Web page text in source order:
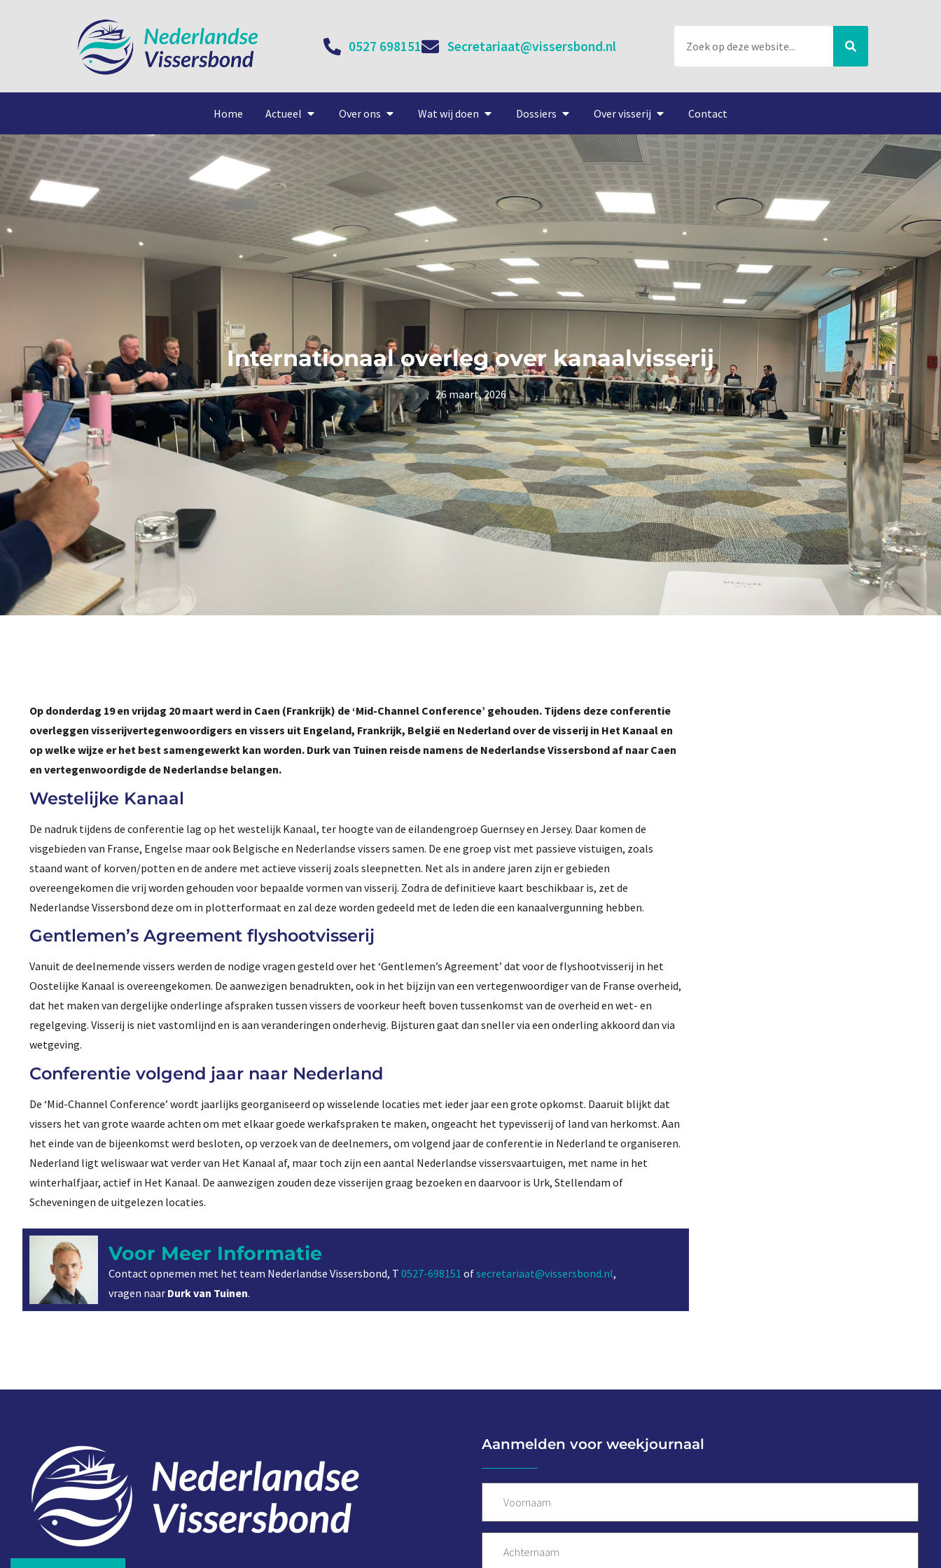
0527 698151 Secretariaat@vissersbond.nl
Home Actueel Over ons Wat wij doen Dossiers Over visserij Contact
Internationaal overleg over kanaalvisserij
26 maart, 2026
Op donderdag 19 en vrijdag 20 maart werd in Caen (Frankrijk) de ‘Mid-Channel Conference’ gehouden. Tijdens deze conferentie
overleggen visserijvertegenwoordigers en vissers uit Engeland, Frankrijk, België en Nederland over de visserij in Het Kanaal en
op welke wijze er het best samengewerkt kan worden. Durk van Tuinen reisde namens de Nederlandse Vissersbond af naar Caen
en vertegenwoordigde de Nederlandse belangen.
Westelijke Kanaal
De nadruk tijdens de conferentie lag op het westelijk Kanaal, ter hoogte van de eilandengroep Guernsey en Jersey. Daar komen de
visgebieden van Franse, Engelse maar ook Belgische en Nederlandse vissers samen. De ene groep vist met passieve vistuigen, zoals
staand want of korven/potten en de andere met actieve visserij zoals sleepnetten. Net als in andere jaren zijn er gebieden
overeengekomen die vrij worden gehouden voor bepaalde vormen van visserij. Zodra de definitieve kaart beschikbaar is, zet de
Nederlandse Vissersbond deze om in plotterformaat en zal deze worden gedeeld met de leden die een kanaalvergunning hebben.
Gentlemen’s Agreement flyshootvisserij
Vanuit de deelnemende vissers werden de nodige vragen gesteld over het ‘Gentlemen’s Agreement’ dat voor de flyshootvisserij in het
Oostelijke Kanaal is overeengekomen. De aanwezigen benadrukten, ook in het bijzijn van een vertegenwoordiger van de Franse overheid,
dat het maken van dergelijke onderlinge afspraken tussen vissers de voorkeur heeft boven tussenkomst van de overheid en wet- en
regelgeving. Visserij is niet vastomlijnd en is aan veranderingen onderhevig. Bijsturen gaat dan sneller via een onderling akkoord dan via
wetgeving.
Conferentie volgend jaar naar Nederland
De ‘Mid-Channel Conference’ wordt jaarlijks georganiseerd op wisselende locaties met ieder jaar een grote opkomst. Daaruit blijkt dat
vissers het van grote waarde achten om met elkaar goede werkafspraken te maken, ongeacht het typevisserij of land van herkomst. Aan
het einde van de bijeenkomst werd besloten, op verzoek van de deelnemers, om volgend jaar de conferentie in Nederland te organiseren.
Nederland ligt weliswaar wat verder van Het Kanaal af, maar toch zijn een aantal Nederlandse vissersvaartuigen, met name in het
winterhalfjaar, actief in Het Kanaal. De aanwezigen zouden deze visserijen graag bezoeken en daarvoor is Urk, Stellendam of
Scheveningen de uitgelezen locaties.
Voor Meer Informatie
Contact opnemen met het team Nederlandse Vissersbond, T0527-698151 ofsecretariaat@vissersbond.nl,
vragen naar Durk van Tuinen.
Aanmelden voor weekjournaal